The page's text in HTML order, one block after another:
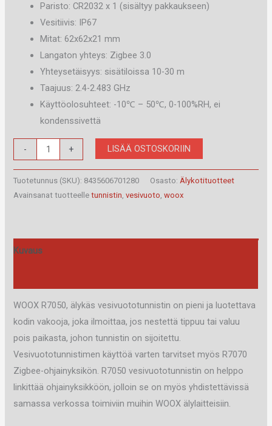
Paristo: CR2032 x 1 (sisältyy pakkaukseen)
Vesitiivis: IP67
Mitat: 62x62x21 mm
Langaton yhteys: Zigbee 3.0
Yhteysetäisyys: sisätiloissa 10-30 m
Taajuus: 2.4-2.483 GHz
Käyttöolosuhteet: -10℃ – 50℃, 0-100%RH, ei
kondenssivettä
-
R7050
VESIVUOTOTUNNISTIN,
ZIGBEE
+ LISÄÄ OSTOSKORIIN
Tuotetunnus (SKU): 8435606701280 Osasto:Älykotituotteet
Avainsanat tuotteelletunnistin,vesivuoto,woox
Kuvaus
WOOX R7050, älykäs vesivuototunnistin on pieni ja luotettava
kodin vakooja, joka ilmoittaa, jos nestettä tippuu tai valuu
pois paikasta, johon tunnistin on sijoitettu.
Vesivuototunnistimen käyttöä varten tarvitset myös R7070
Zigbee-ohjainyksikön. R7050 vesivuototunnistin on helppo
linkittää ohjainyksikköön, jolloin se on myös yhdistettävissä
samassa verkossa toimiviin muihin WOOX älylaitteisiin.